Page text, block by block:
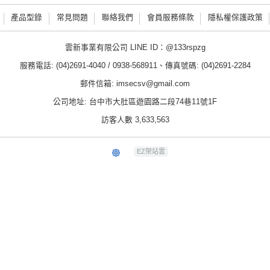
產品型錄 常見問題 聯絡我們 會員服務條款 隱私權保護政策
雲新事業有限公司 LINE ID：@133rspzg
服務電話: (04)2691-4040 / 0938-568911、傳真號碼: (04)2691-2284
郵件信箱: imsecsv@gmail.com
公司地址: 台中市大肚區遊園路二段74巷11號1F
訪客人數 3,633,563
EZ架站雲